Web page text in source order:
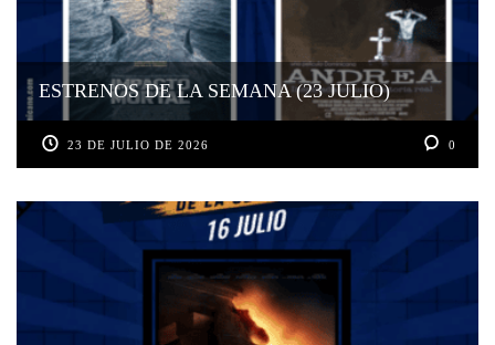
ESTRENOS DE LA SEMANA (23 JULIO)
23 DE JULIO DE 2026 0